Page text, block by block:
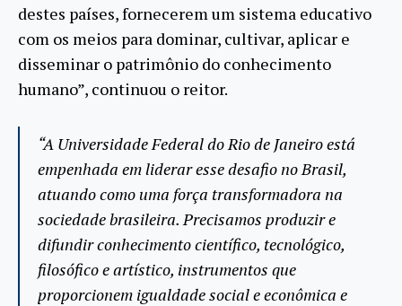
destes países, fornecerem um sistema educativo
com os meios para dominar, cultivar, aplicar e
disseminar o patrimônio do conhecimento
humano”, continuou o reitor.
“A Universidade Federal do Rio de Janeiro está
empenhada em liderar esse desafio no Brasil,
atuando como uma força transformadora na
sociedade brasileira. Precisamos produzir e
difundir conhecimento científico, tecnológico,
filosófico e artístico, instrumentos que
proporcionem igualdade social e econômica e